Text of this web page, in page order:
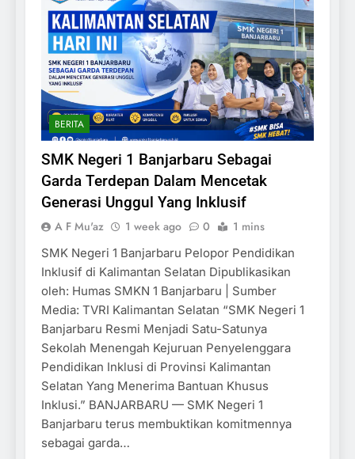
BERITA
SMK Negeri 1 Banjarbaru Sebagai
Garda Terdepan Dalam Mencetak
Generasi Unggul Yang Inklusif
A F Mu'az 1 week ago 0 1 mins
SMK Negeri 1 Banjarbaru Pelopor Pendidikan
Inklusif di Kalimantan Selatan Dipublikasikan
oleh: Humas SMKN 1 Banjarbaru | Sumber
Media: TVRI Kalimantan Selatan “SMK Negeri 1
Banjarbaru Resmi Menjadi Satu-Satunya
Sekolah Menengah Kejuruan Penyelenggara
Pendidikan Inklusi di Provinsi Kalimantan
Selatan Yang Menerima Bantuan Khusus
Inklusi.” BANJARBARU — SMK Negeri 1
Banjarbaru terus membuktikan komitmennya
sebagai garda…